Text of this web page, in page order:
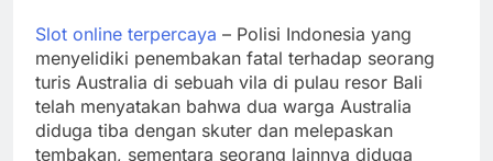
Slot online terpercaya – Polisi Indonesia yang
menyelidiki penembakan fatal terhadap seorang
turis Australia di sebuah vila di pulau resor Bali
telah menyatakan bahwa dua warga Australia
diduga tiba dengan skuter dan melepaskan
tembakan, sementara seorang lainnya diduga